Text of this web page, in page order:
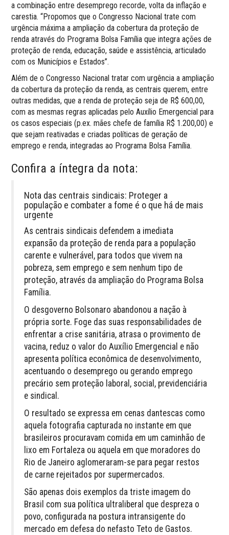
a combinação entre desemprego recorde, volta da inflação e
carestia. “Propomos que o Congresso Nacional trate com
urgência máxima a ampliação da cobertura da proteção de
renda através do Programa Bolsa Família que integra ações de
proteção de renda, educação, saúde e assistência, articulado
com os Municípios e Estados”.
Além de o Congresso Nacional tratar com urgência a ampliação
da cobertura da proteção da renda, as centrais querem, entre
outras medidas, que a renda de proteção seja de R$ 600,00,
com as mesmas regras aplicadas pelo Auxílio Emergencial para
os casos especiais (p.ex. mães chefe de família R$ 1.200,00) e
que sejam reativadas e criadas políticas de geração de
emprego e renda, integradas ao Programa Bolsa Família.
Confira a íntegra da nota:
Nota das centrais sindicais: Proteger a
população e combater a fome é o que há de mais
urgente
As centrais sindicais defendem a imediata
expansão da proteção de renda para a população
carente e vulnerável, para todos que vivem na
pobreza, sem emprego e sem nenhum tipo de
proteção, através da ampliação do Programa Bolsa
Família.
O desgoverno Bolsonaro abandonou a nação à
própria sorte. Foge das suas responsabilidades de
enfrentar a crise sanitária, atrasa o provimento de
vacina, reduz o valor do Auxílio Emergencial e não
apresenta política econômica de desenvolvimento,
acentuando o desemprego ou gerando emprego
precário sem proteção laboral, social, previdenciária
e sindical.
O resultado se expressa em cenas dantescas como
aquela fotografia capturada no instante em que
brasileiros procuravam comida em um caminhão de
lixo em Fortaleza ou aquela em que moradores do
Rio de Janeiro aglomeraram-se para pegar restos
de carne rejeitados por supermercados.
São apenas dois exemplos da triste imagem do
Brasil com sua política ultraliberal que despreza o
povo, configurada na postura intransigente do
mercado em defesa do nefasto Teto de Gastos.